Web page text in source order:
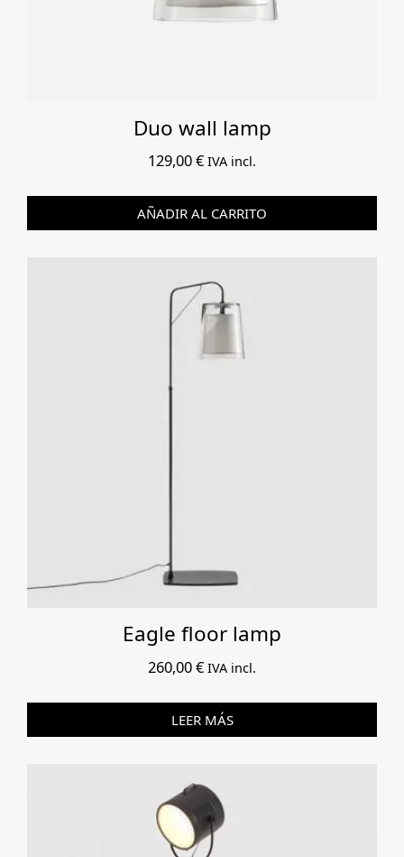
Duo wall lamp
129,00€ IVA incl.
AÑADIR AL CARRITO
Eagle floor lamp
260,00€ IVA incl.
LEER MÁS